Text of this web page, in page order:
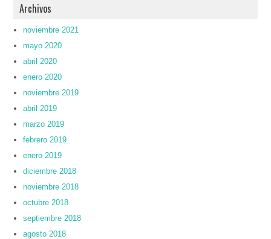
Archivos
noviembre 2021
mayo 2020
abril 2020
enero 2020
noviembre 2019
abril 2019
marzo 2019
febrero 2019
enero 2019
diciembre 2018
noviembre 2018
octubre 2018
septiembre 2018
agosto 2018